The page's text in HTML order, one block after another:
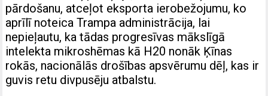
pārdošanu, atceļot eksporta ierobežojumu, ko
aprīlī noteica Trampa administrācija, lai
nepieļautu, ka tādas progresīvas mākslīgā
intelekta mikroshēmas kā H20 nonāk Ķīnas
rokās, nacionālās drošības apsvērumu dēļ, kas ir
guvis retu divpusēju atbalstu.